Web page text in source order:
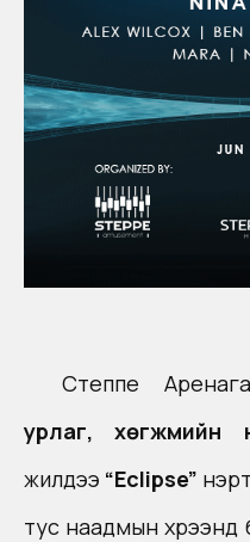
Степпe
урлаг, хөгжмийн
жилдээ “Eclipse”
тус наадмын